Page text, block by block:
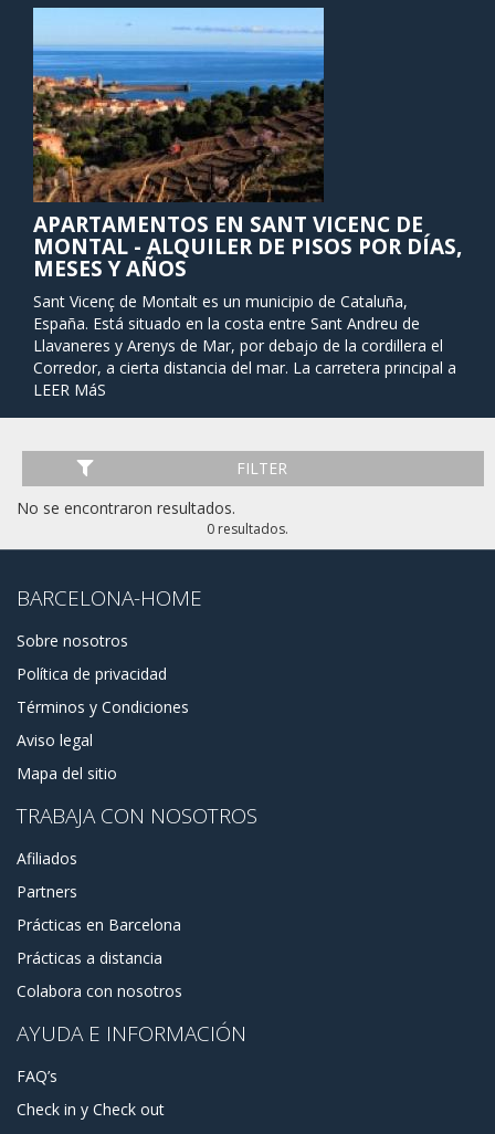
APARTAMENTOS EN SANT VICENC DE
MONTAL - ALQUILER DE PISOS POR DÍAS,
MESES Y AÑOS
Sant Vicenç de Montalt es un municipio de Cataluña,
España. Está situado en la costa entre Sant Andreu de
Llavaneres y Arenys de Mar, por debajo de la cordillera el
Corredor, a cierta distancia del mar. La carretera principal a
lo largo de la costa pasa por el municipio, vinculado a la
RENFE en Caldes d'Estrac.
LEER MáS
FILTER
No se encontraron resultados.
0 resultados.
BARCELONA-HOME
Sobre nosotros
Política de privacidad
Términos y Condiciones
Aviso legal
Mapa del sitio
TRABAJA CON NOSOTROS
Afiliados
Partners
Prácticas en Barcelona
Prácticas a distancia
Colabora con nosotros
AYUDA E INFORMACIÓN
FAQ’s
Check in y Check out